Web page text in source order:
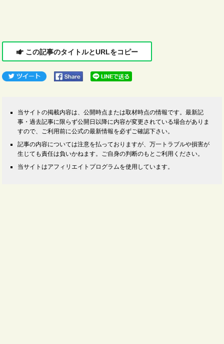
この記事のタイトルとURLをコピー
当サイトの掲載内容は、公開時点または取材時点の情報です。最新記
事・過去記事に限らず公開日以降に内容が変更されている場合がありま
すので、ご利用前に公式の最新情報を必ずご確認下さい。
記事の内容については注意を払っておりますが、万一トラブルや損害が
生じても責任は負いかねます。ご自身の判断のもとご利用ください。
当サイトはアフィリエイトプログラムを使用しています。